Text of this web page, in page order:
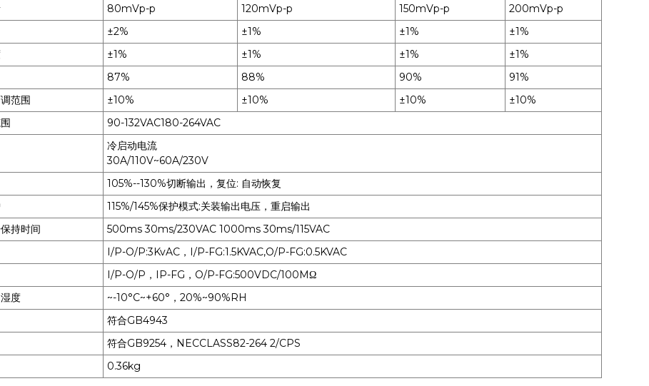
80mVp-p 120mVp-p 150mVp-p
200mVp-p
±2% ±1% ±1%
±1%
±1% ±1% ±1%
±1%
87% 88% 90%
91%
范围
±10% ±10% ±10%
±10%
90-132VAC180-264VAC
冷启动电流
30A/110V~60A/230V
105%--130%切断输出，复位: 自动恢复
115%/145%保护模式:关装输出电压，重启输出
持时间
500ms 30ms/230VAC 1000ms 30ms/115VAC
I/P-O/P:3KvAC，I/P-FG:1.5KVAC,O/P-FG:0.5KVAC
I/P-O/P，IP-FG，O/P-FG:500VDC/100MΩ
度
~-10°C~+60°，20%~90%RH
符合GB4943
符合GB9254，NECCLASS82-264 2/CPS
0.36kg